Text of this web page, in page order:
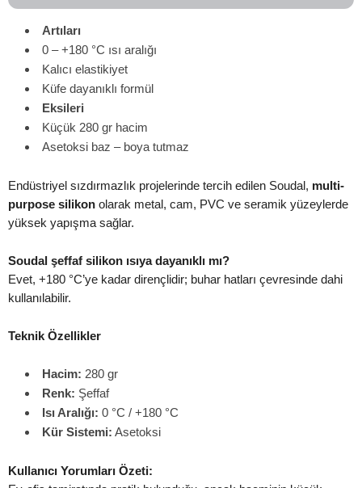
Artıları
0 – +180 °C ısı aralığı
Kalıcı elastikiyet
Küfe dayanıklı formül
Eksileri
Küçük 280 gr hacim
Asetoksi baz – boya tutmaz
Endüstriyel sızdırmazlık projelerinde tercih edilen Soudal, multi-
purpose silikon olarak metal, cam, PVC ve seramik yüzeylerde
yüksek yapışma sağlar.
Soudal şeffaf silikon ısıya dayanıklı mı?
Evet, +180 °C’ye kadar dirençlidir; buhar hatları çevresinde dahi
kullanılabilir.
Teknik Özellikler
Hacim: 280 gr
Renk: Şeffaf
Isı Aralığı: 0 °C / +180 °C
Kür Sistemi: Asetoksi
Kullanıcı Yorumları Özeti: